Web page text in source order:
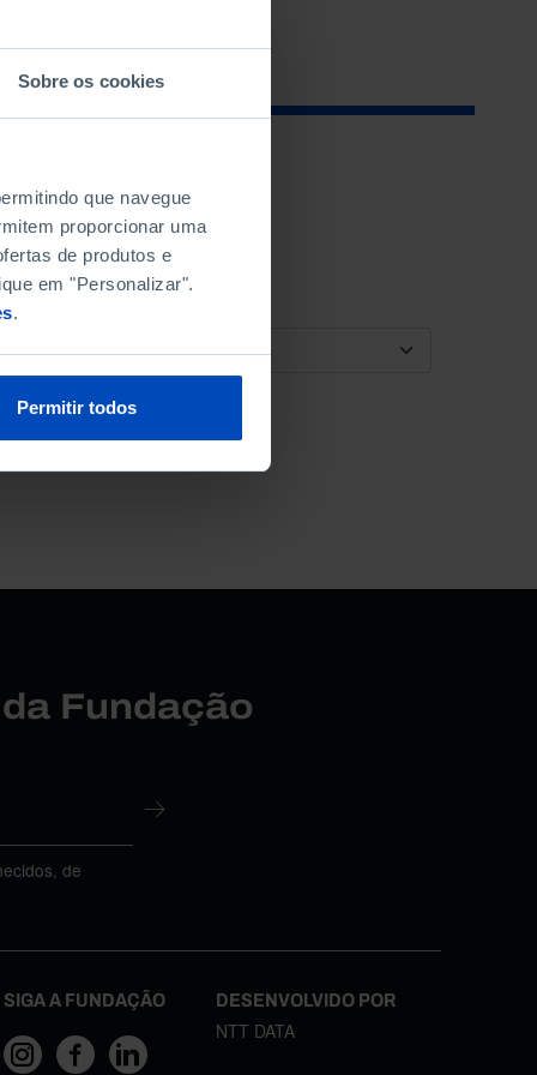
Sobre os cookies
que navegue
proporcionar uma
de produtos e
em "Personalizar".
.
Permitir todos
ORDENAR POR
Fundação
de
SIGA A FUNDAÇÃO DESENVOLVIDO POR
NTT DATA